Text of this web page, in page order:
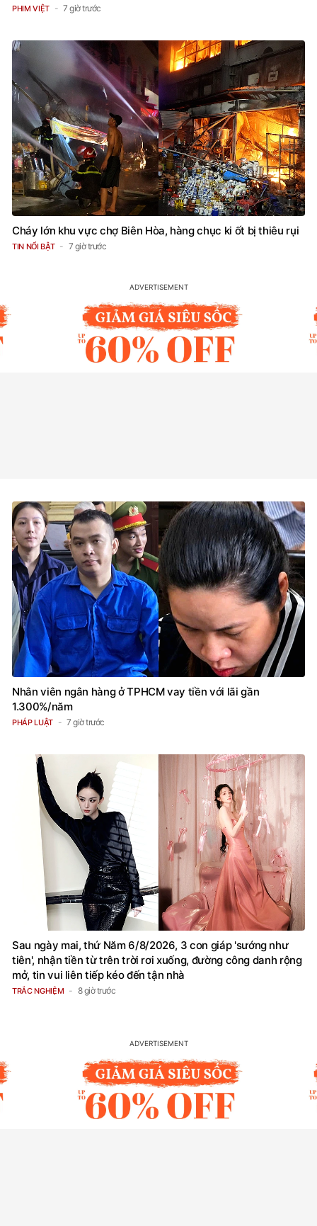
PHIM VIỆT 7 giờ trước
Cháy lớn khu vực chợ Biên Hòa, hàng chục ki ốt bị thiêu rụi
TIN NỔI BẬT 7 giờ trước
Nhân viên ngân hàng ở TPHCM vay tiền với lãi gần
1.300%/năm
PHÁP LUẬT 7 giờ trước
Sau ngày mai, thứ Năm 6/8/2026, 3 con giáp 'sướng như
tiên', nhận tiền từ trên trời rơi xuống, đường công danh rộng
mở, tin vui liên tiếp kéo đến tận nhà
TRẮC NGHIỆM 8 giờ trước